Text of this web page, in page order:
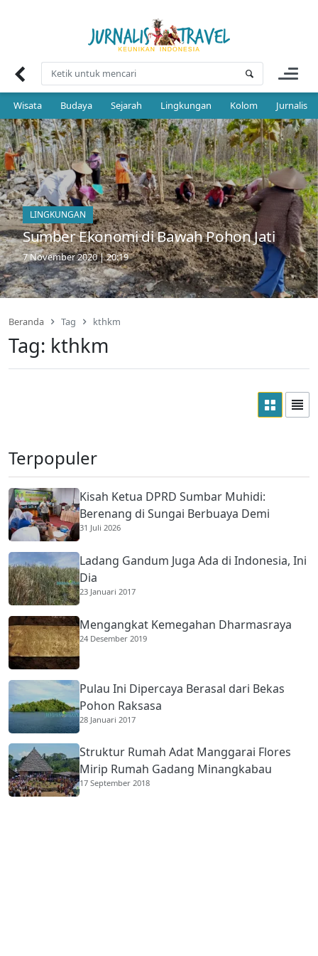
Wisata Budaya Sejarah Lingkungan Kolom Jurnalis
LINGKUNGAN
Sumber Ekonomi di Bawah Pohon Jati
7 November 2020 | 20:19
Beranda Tag kthkm
Tag: kthkm
Terpopuler
Kisah Ketua DPRD Sumbar Muhidi:
Berenang di Sungai Berbuaya Demi
Membantu Ekonomi Orang Tua
31 Juli 2026
Ladang Gandum Juga Ada di Indonesia, Ini
Dia
23 Januari 2017
Mengangkat Kemegahan Dharmasraya
24 Desember 2019
Pulau Ini Dipercaya Berasal dari Bekas
Pohon Raksasa
28 Januari 2017
Struktur Rumah Adat Manggarai Flores
Mirip Rumah Gadang Minangkabau
17 September 2018